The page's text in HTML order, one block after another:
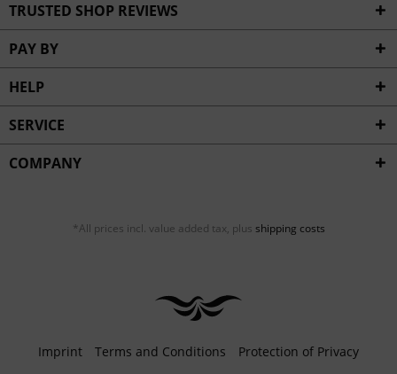
TRUSTED SHOP REVIEWS
PAY BY
HELP
SERVICE
COMPANY
*All prices incl. value added tax, plus shipping costs
Imprint Terms and Conditions Protection of Privacy